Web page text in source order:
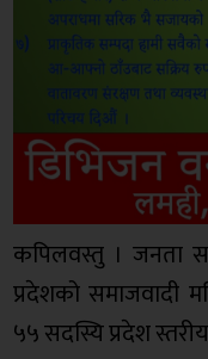
कपिलवस्तु । जनता
प्रदेशको समाजवादी
५५ सदस्यि प्रदेश